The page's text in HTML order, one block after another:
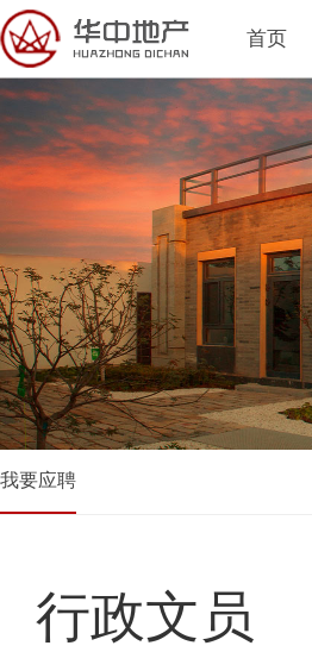
首页
我要应聘
行政文员